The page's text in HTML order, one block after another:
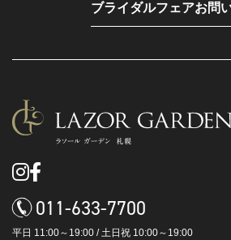
ブライダルフェアお問
011-633-7700
平日 11:00～19:00 / 土日祝 10:00～19:00